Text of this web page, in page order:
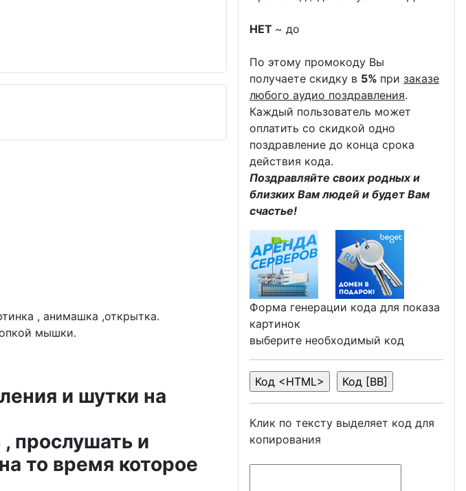
, анимашка ,открытка.
мышки.
и шутки на
прослушать и
то время которое
НЕТ ~ до
По этому промокоду Вы
получаете скидку в 5% при заказе
любого аудио поздравления.
Каждый пользователь может
оплатить со скидкой одно
поздравление до конца срока
действия кода.
Поздравляйте своих родных и
близких Вам людей и будет Вам
счастье!
Форма генерации кода для показа
картинок
выберите необходимый код
Клик по тексту выделяет код для
копирования